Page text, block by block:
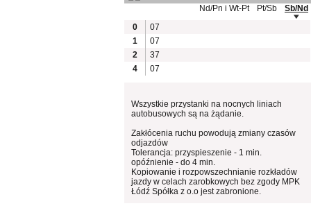
Nd/Pn i Wt-Pt
Pt/Sb
Sb/Nd
0
07
1
07
2
37
4
07
Wszystkie przystanki na nocnych liniach
autobusowych są na żądanie.
Zakłócenia ruchu powodują zmiany czasów
odjazdów
Tolerancja: przyspieszenie - 1 min.
opóźnienie - do 4 min.
Kopiowanie i rozpowszechnianie rozkładów
jazdy w celach zarobkowych bez zgody MPK
Łódź Spółka z o.o jest zabronione.